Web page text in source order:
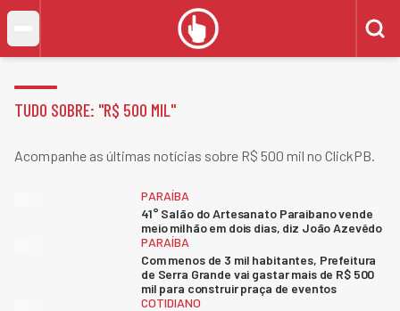
TUDO SOBRE: "R$ 500 MIL"
Acompanhe as últimas notícias sobre R$ 500 mil no ClickPB.
PARAÍBA
41° Salão do Artesanato Paraibano vende
meio milhão em dois dias, diz João Azevêdo
PARAÍBA
Com menos de 3 mil habitantes, Prefeitura
de Serra Grande vai gastar mais de R$ 500
mil para construir praça de eventos
COTIDIANO